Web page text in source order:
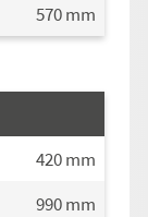
570mm
420mm
990mm